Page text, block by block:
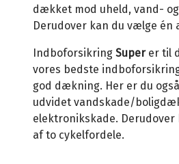
dækket mod uheld, vand-
Derudover kan du vælge én
IndboforsikringSuper er til
vores bedste
god dækning. Her er du
udvidet vandskade/
elektronikskade.
af to cykelfordele.